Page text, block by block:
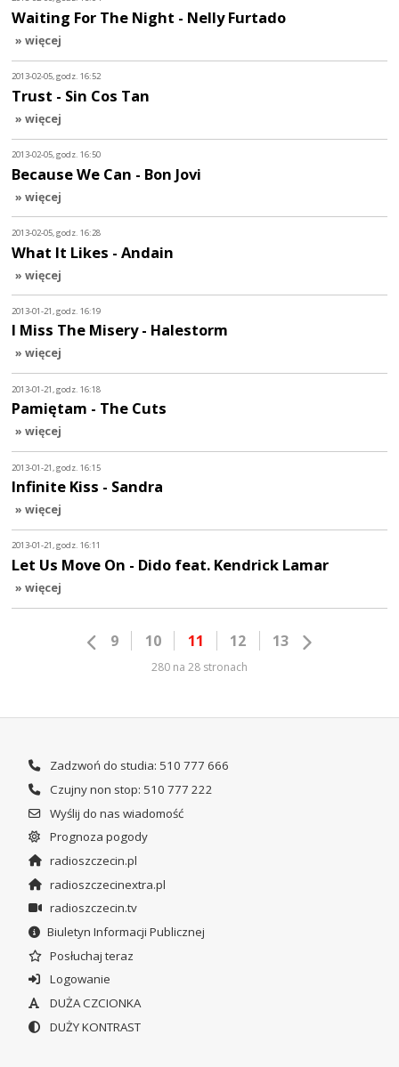
Waiting For The Night - Nelly Furtado
» więcej
2013-02-05, godz. 16:52
Trust - Sin Cos Tan
» więcej
2013-02-05, godz. 16:50
Because We Can - Bon Jovi
» więcej
2013-02-05, godz. 16:28
What It Likes - Andain
» więcej
2013-01-21, godz. 16:19
I Miss The Misery - Halestorm
» więcej
2013-01-21, godz. 16:18
Pamiętam - The Cuts
» więcej
2013-01-21, godz. 16:15
Infinite Kiss - Sandra
» więcej
2013-01-21, godz. 16:11
Let Us Move On - Dido feat. Kendrick Lamar
» więcej
9 10 11 12 13
280 na 28 stronach
Zadzwoń do studia: 510 777 666
Czujny non stop: 510 777 222
Wyślij do nas wiadomość
Prognoza pogody
radioszczecin.pl
radioszczecinextra.pl
radioszczecin.tv
Biuletyn Informacji Publicznej
Posłuchaj teraz
Logowanie
DUŻA CZCIONKA
DUŻY KONTRAST